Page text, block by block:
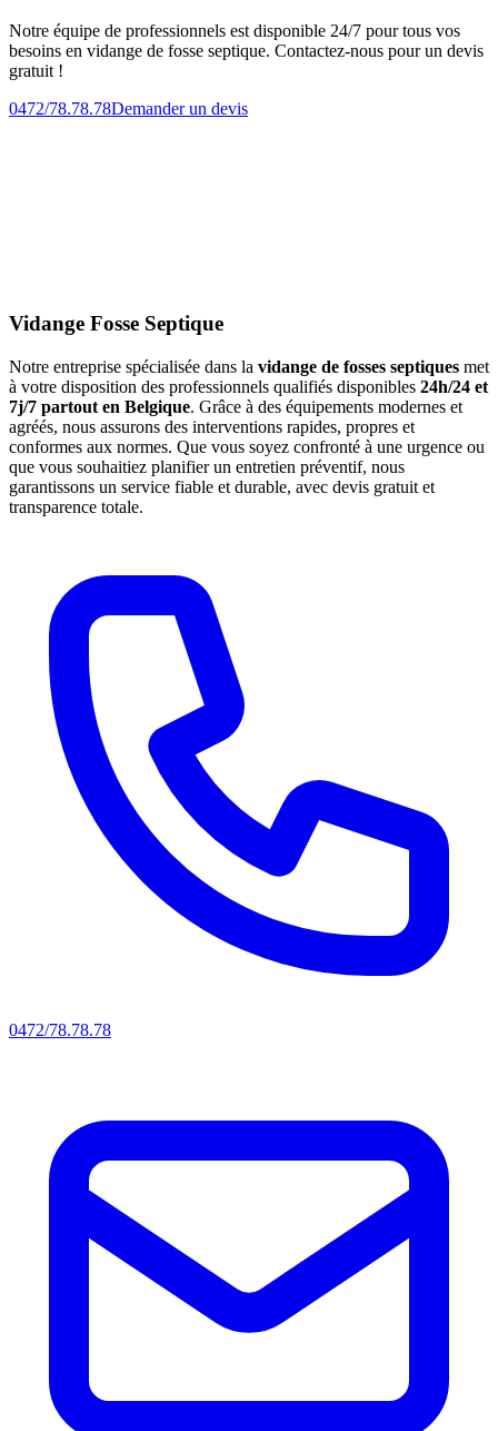
Notre équipe de professionnels est disponible 24/7 pour tous vos
besoins en vidange de fosse septique. Contactez-nous pour un devis
gratuit !
0472/78.78.78Demander un devis
Vidange Fosse Septique
Notre entreprise spécialisée dans la vidange de fosses septiques met
à votre disposition des professionnels qualifiés disponibles 24h/24 et
7j/7 partout en Belgique. Grâce à des équipements modernes et
agréés, nous assurons des interventions rapides, propres et
conformes aux normes. Que vous soyez confronté à une urgence ou
que vous souhaitiez planifier un entretien préventif, nous
garantissons un service fiable et durable, avec devis gratuit et
transparence totale.
0472/78.78.78